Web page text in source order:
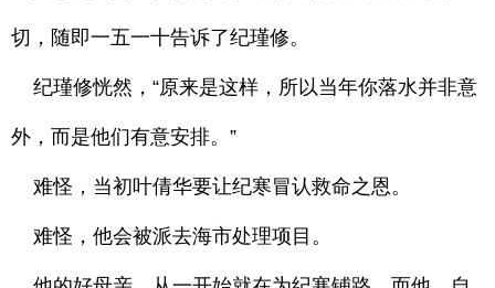
切，随即一五一十告诉了纪瑾修。
纪瑾修恍然，“原来是这样，所以当年你落水并非意
外，而是他们有意安排。”
难怪，当初叶倩华要让纪寒冒认救命之恩。
难怪，他会被派去海市处理项目。